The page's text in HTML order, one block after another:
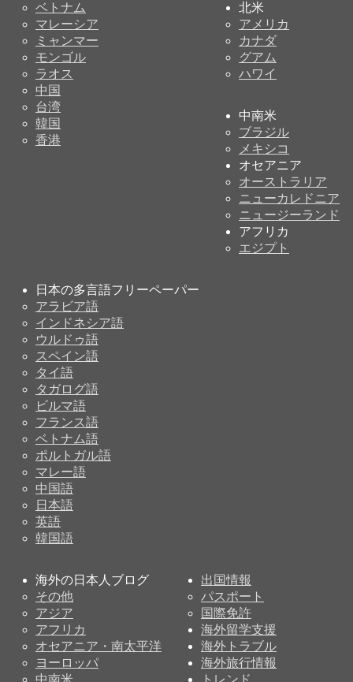
ベトナム
マレーシア
ミャンマー
モンゴル
ラオス
中国
台湾
韓国
香港
北米
アメリカ
カナダ
グアム
ハワイ
中南米
ブラジル
メキシコ
オセアニア
オーストラリア
ニューカレドニア
ニュージーランド
アフリカ
エジプト
日本の多言語フリーペーパー
アラビア語
インドネシア語
ウルドゥ語
スペイン語
タイ語
タガログ語
ビルマ語
フランス語
ベトナム語
ポルトガル語
マレー語
中国語
日本語
英語
韓国語
海外の日本人ブログ
その他
アジア
アフリカ
オセアニア・南太平洋
ヨーロッパ
出国情報
パスポート
国際免許
海外留学支援
海外トラブル
海外旅行情報